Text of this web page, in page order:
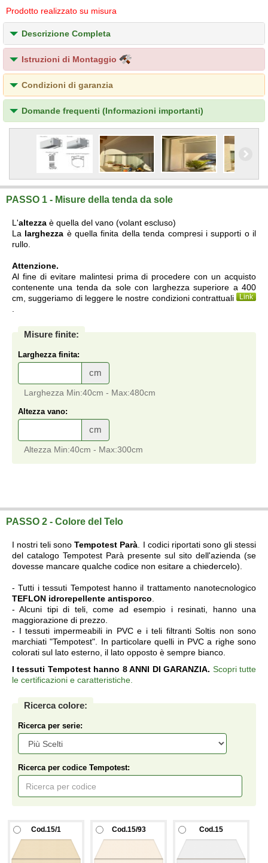
Prodotto realizzato su misura
Descrizione Completa
Istruzioni di Montaggio
Condizioni di garanzia
Domande frequenti (Informazioni importanti)
PASSO 1 - Misure della tenda da sole
L'altezza è quella del vano (volant escluso)
La larghezza è quella finita della tenda compresi i supporti o il
rullo.
Attenzione.
Al fine di evitare malintesi prima di procedere con un acquisto
contenente una tenda da sole con larghezza superiore a 400
cm, suggeriamo di leggere le nostre condizioni contrattuali
Link
.
Misure finite:
Larghezza finita:
cm
Larghezza Min:40cm - Max:480cm
Altezza vano:
cm
Altezza Min:40cm - Max:300cm
PASSO 2 - Colore del Telo
I nostri teli sonoTempotest Parà. I codici riportati sono gli stessi
del catalogo Tempotest Parà presente sul sito dell'azienda (se
dovesse mancare qualche codice non esitare a chiedercelo).
- Tutti i tessuti Tempotest hanno il trattamento nanotecnologico
TEFLON idrorepellente antisporco.
- Alcuni tipi di teli, come ad esempio i resinati, hanno una
maggiorazione di prezzo.
- I tessuti impermeabili in PVC e i teli filtranti Soltis non sono
marchiati "Tempotest". In particolare quelli in PVC a righe sono
colorati sul lato esterno, il lato opposto è sempre bianco.
I tessuti Tempotest hanno 8 ANNI DI GARANZIA. Scopri tutte
le certificazioni e caratteristiche.
Ricerca colore:
Ricerca per serie:
Ricerca per codice Tempotest:
Cod.15/1 Cod.15/93 Cod.15